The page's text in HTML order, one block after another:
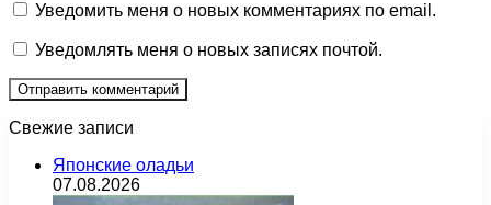
Уведомить меня о новых комментариях по email.
Уведомлять меня о новых записях почтой.
Свежие записи
Японские оладьи
07.08.2026